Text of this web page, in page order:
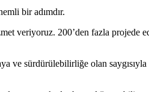
bir adımdır.
veriyoruz. 200’den fazla projede
ve sürdürülebilirliğe olan